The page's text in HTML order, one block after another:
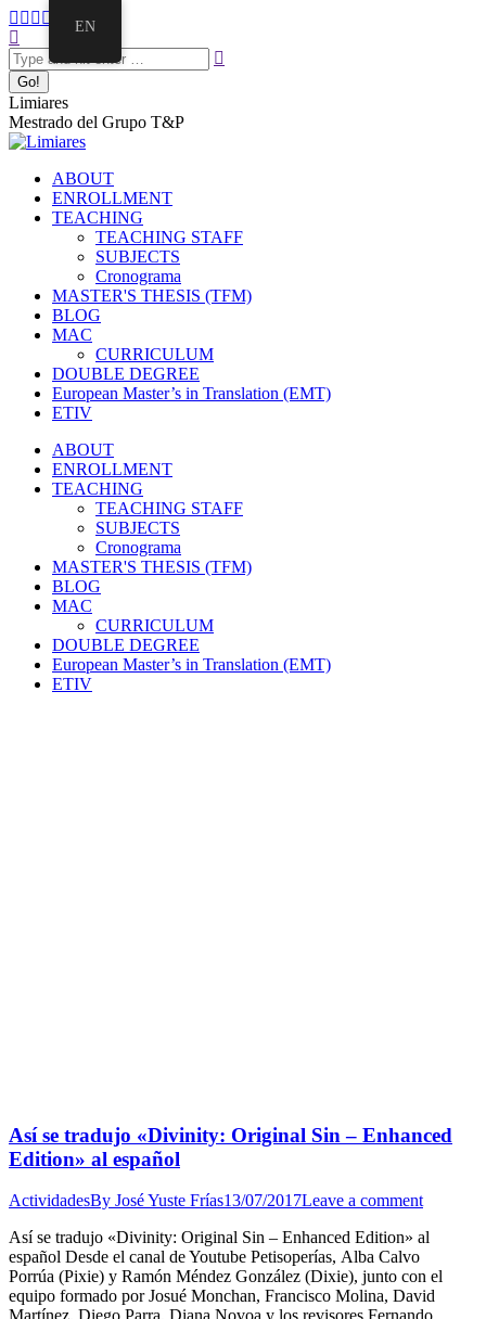
Limiares
Mestrado del Grupo T&P
ABOUT
ENROLLMENT
TEACHING
TEACHING STAFF
SUBJECTS
Cronograma
MASTER'S THESIS (TFM)
BLOG
MAC
CURRICULUM
DOUBLE DEGREE
European Master’s in Translation (EMT)
ETIV
ABOUT
ENROLLMENT
TEACHING
TEACHING STAFF
SUBJECTS
Cronograma
MASTER'S THESIS (TFM)
BLOG
MAC
CURRICULUM
DOUBLE DEGREE
European Master’s in Translation (EMT)
ETIV
Así se tradujo «Divinity: Original Sin – Enhanced
Edition» al español
ActividadesBy José Yuste Frías13/07/2017Leave a comment
Así se tradujo «Divinity: Original Sin – Enhanced Edition» al
español Desde el canal de Youtube Petisoperías, Alba Calvo
Porrúa (Pixie) y Ramón Méndez González (Dixie), junto con el
equipo formado por Josué Monchan, Francisco Molina, David
EN